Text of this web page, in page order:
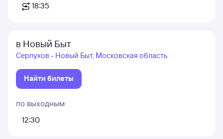
18:35
в Новый Быт
Серпухов - Новый Быт, Московская область
Найти билеты
по выходным
12:30